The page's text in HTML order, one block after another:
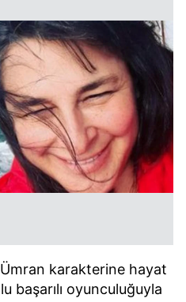
Ümran karakterine hayat
başarılı oyunculuğuyla